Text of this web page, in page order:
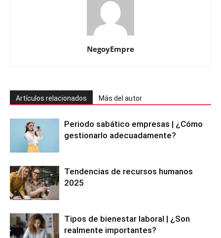
NegoyEmpre
Artículos relacionados Más del autor
Periodo sabático empresas | ¿Cómo
gestionarlo adecuadamente?
Tendencias de recursos humanos
2025
Tipos de bienestar laboral | ¿Son
realmente importantes?